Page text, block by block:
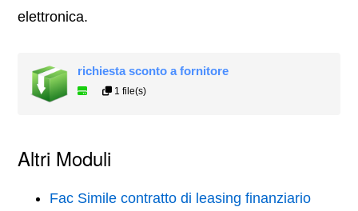
elettronica.
richiesta sconto a fornitore
1 file(s)
Altri Moduli
Fac Simile contratto di leasing finanziario